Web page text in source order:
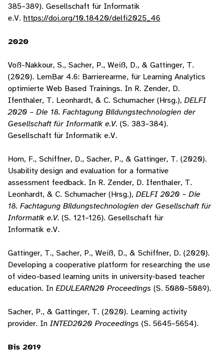
385–389). Gesellschaft für Informatik
e.V. https://doi.org/10.18420/delfi2025_46
2020
Voß-Nakkour, S., Sacher, P., Weiß, D., & Gattinger, T.
(2020). LernBar 4.6: Barrierearme, für Learning Analytics
optimierte Web Based Trainings. In R. Zender, D.
Ifenthaler, T. Leonhardt, & C. Schumacher (Hrsg.), DELFI
2020 – Die 18. Fachtagung Bildungstechnologien der
Gesellschaft für Informatik e.V. (S. 383–384).
Gesellschaft für Informatik e.V.
Horn, F., Schiffner, D., Sacher, P., & Gattinger, T. (2020).
Usability design and evaluation for a formative
assessment feedback. In R. Zender, D. Ifenthaler, T.
Leonhardt, & C. Schumacher (Hrsg.), DELFI 2020 – Die
18. Fachtagung Bildungstechnologien der Gesellschaft für
Informatik e.V. (S. 121–126). Gesellschaft für
Informatik e.V.
Gattinger, T., Sacher, P., Weiß, D., & Schiffner, D. (2020).
Developing a cooperative platform for researching the use
of video-based learning units in university-based teacher
education. In EDULEARN20 Proceedings (S. 5080–5089).
Sacher, P., & Gattinger, T. (2020). Learning activity
provider. In INTED2020 Proceedings (S. 5645–5654).
Bis 2019